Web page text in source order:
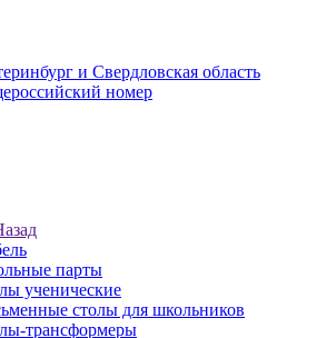
и Свердловская область
номер
парты
ученические
столы для школьников
трансформеры